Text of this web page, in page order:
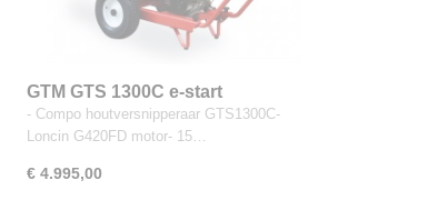
GTM GTS 1300C e-start
- Compo houtversnipperaar GTS1300C-
Loncin G420FD motor- 15…
€ 4.995,00